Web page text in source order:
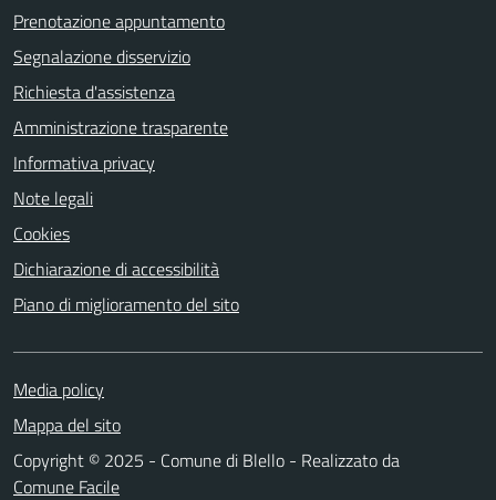
Prenotazione appuntamento
Segnalazione disservizio
Richiesta d'assistenza
Amministrazione trasparente
Informativa privacy
Note legali
Cookies
Dichiarazione di accessibilità
Piano di miglioramento del sito
Media policy
Mappa del sito
Copyright © 2025 - Comune di Blello - Realizzato da
Comune Facile